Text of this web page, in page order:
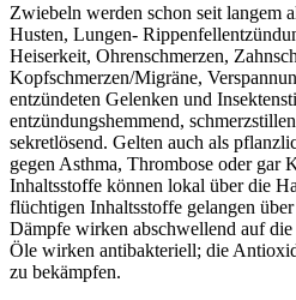
Zwiebeln werden schon seit langem
Husten, Lungen-
Heiserkeit, Ohrenschmerzen,
Kopfschmerzen/Migräne,
entzündeten Gelenken und
entzündungshemmend,
sekretlösend. Gelten auch als
gegen Asthma, Thrombose oder gar
Inhaltsstoffe können lokal über die
flüchtigen Inhaltsstoffe gelangen
Dämpfe wirken abschwellend auf
Öle wirken antibakteriell; die
zu bekämpfen.